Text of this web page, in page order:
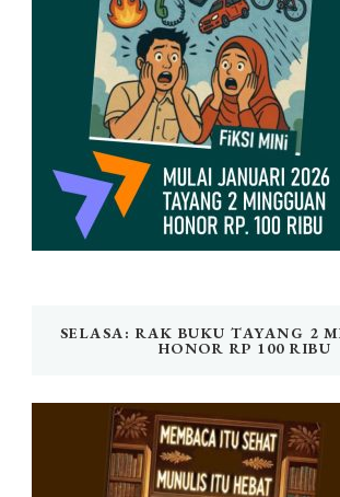
SELASA: RAK BUKU TAYANG 2
HONOR RP 100 RIBU